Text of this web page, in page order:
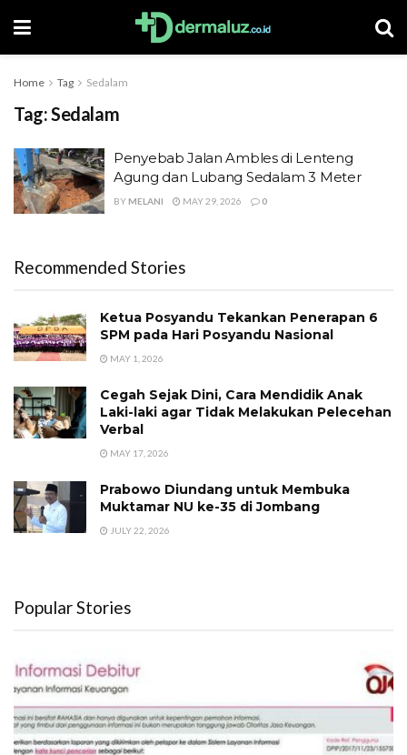
Home Tag Sedalam
Tag:Sedalam
Penyebab Jalan Ambles di Lenteng
Agung dan Lubang Sedalam 3 Meter
BY MELANI MAY 29, 2026 0
Recommended Stories
Ketua Posyandu Tekankan Penerapan 6
SPM pada Hari Posyandu Nasional
MAY 1, 2026
Cegah Sejak Dini, Cara Mendidik Anak
Laki-laki agar Tidak Melakukan Pelecehan
Verbal
MAY 17, 2026
Prabowo Diundang untuk Membuka
Muktamar NU ke-35 di Jombang
JULY 22, 2026
Popular Stories